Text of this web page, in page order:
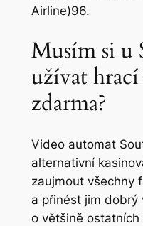
Airline)96.
Musím si u
užívat
zdarma?
Video automat
alternativní
zaujmout všechny
a přinést jim dobrý
o většině